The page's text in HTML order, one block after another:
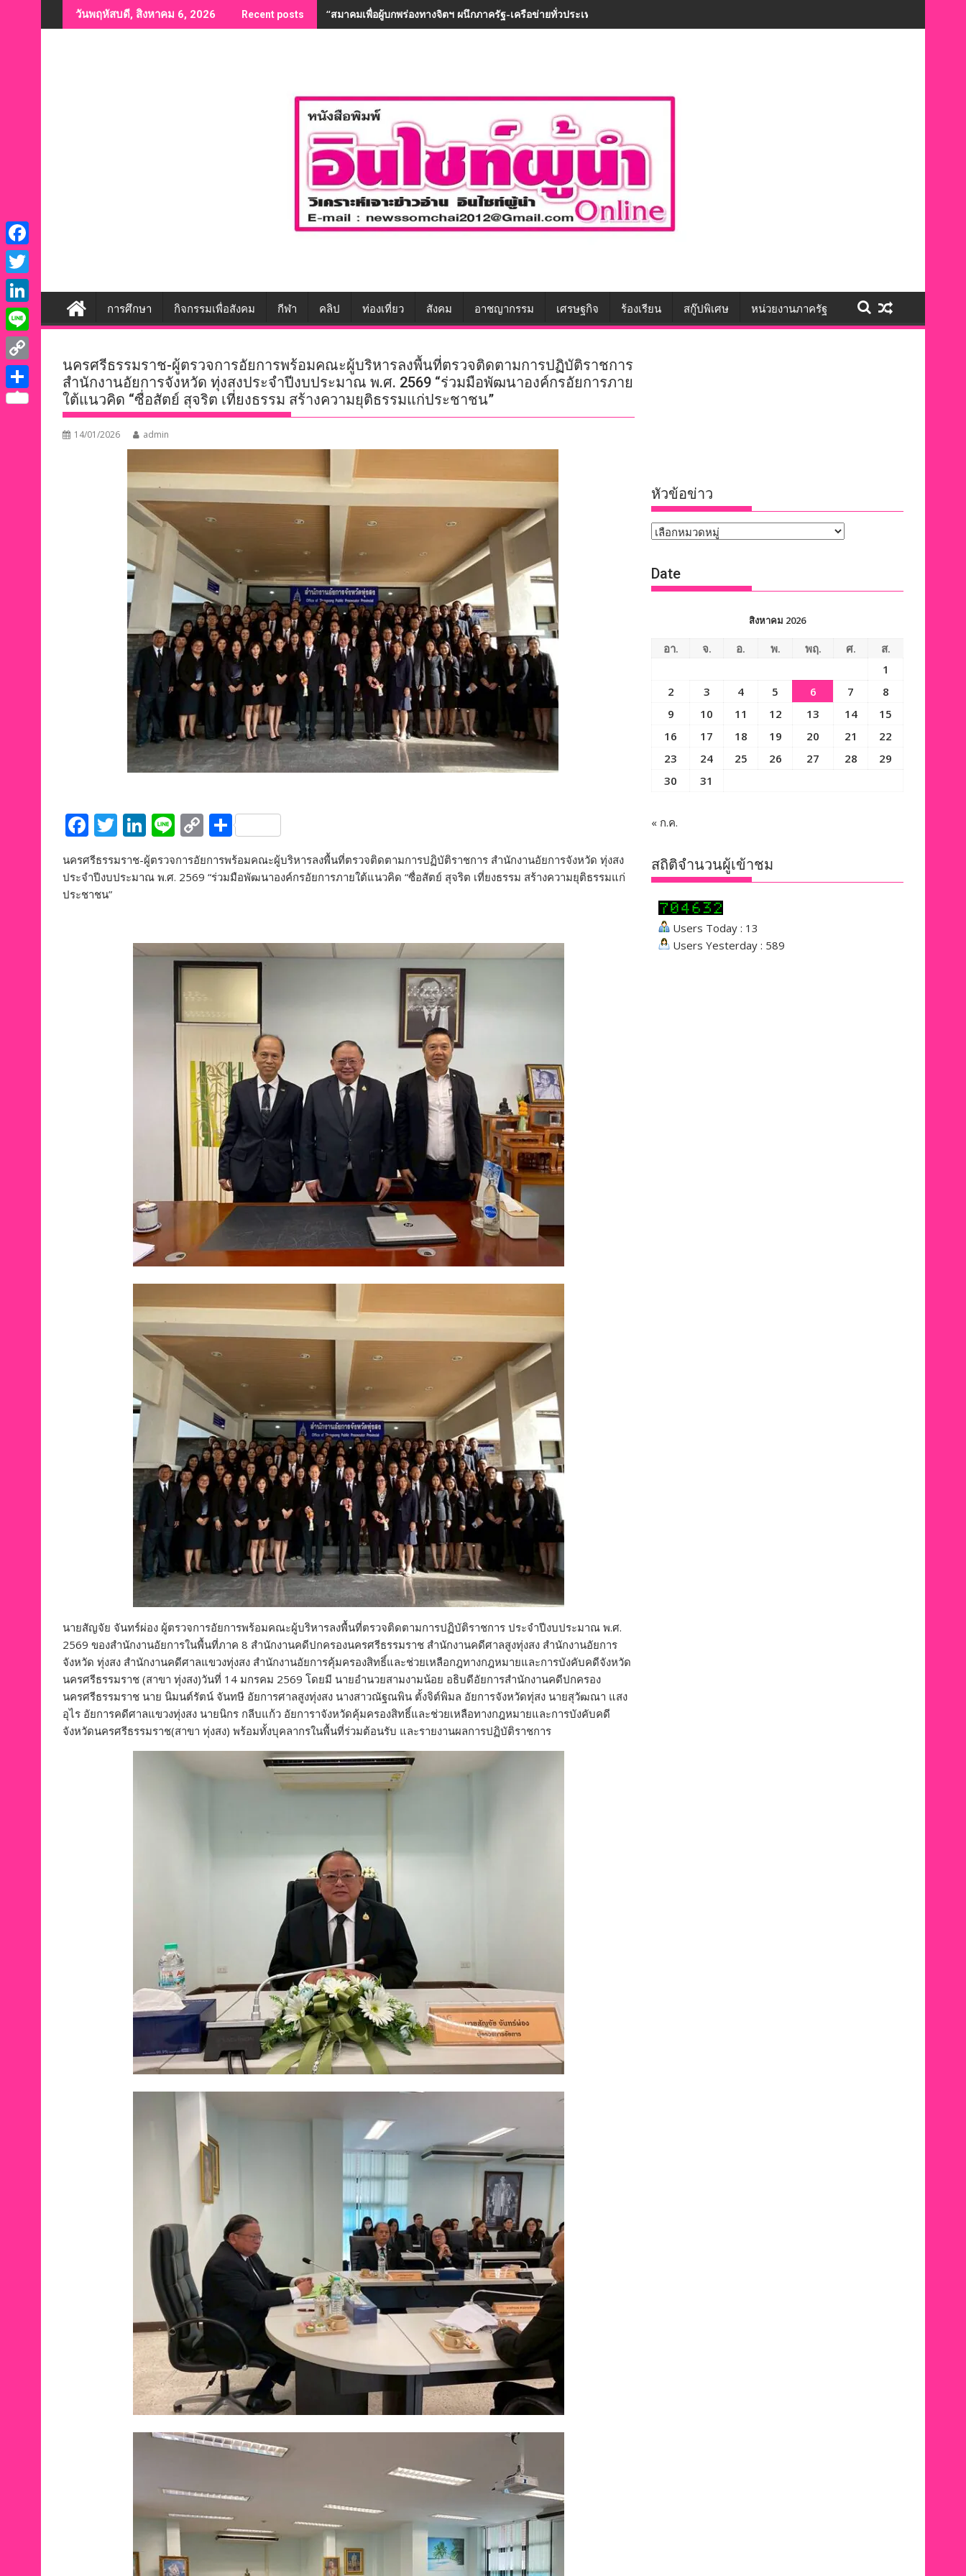
to
วันพฤหัสบดี, สิงหาคม 6, 2026 Recent posts “สมาคมเพื่อผู้บกพร่องทางจิตฯ ผนึกภาครัฐ-เครือข่ายทั่วประเทศ ขับเคลื่อนทักษะชีวิต สร้างโอกาสการจ้างงานอย่างเท่าเทียม”
การศึกษา กิจกรรมเพื่อสังคม กีฬา คลิป ท่องเที่ยว สังคม อาชญากรรม เศรษฐกิจ ร้องเรียน สกู๊ปพิเศษ หน่วยงานภาครัฐ
นครศรีธรรมราช-ผู้ตรวจการอัยการพร้อมคณะผู้บริหารลงพื้นที่ตรวจติดตามการปฏิบัติราชการ
สำนักงานอัยการจังหวัด ทุ่งสงประจำปีงบประมาณ พ.ศ. 2569 “ร่วมมือพัฒนาองค์กรอัยการภาย
ใต้แนวคิด “ซื่อสัตย์ สุจริต เที่ยงธรรม สร้างความยุติธรรมแก่ประชาชน”
14/01/2026 admin
F
ac
e
b
T
itt
Li
n
k
n
Li
e
C
p
n
k
S
h
ar
นครศรีธรรมราช-ผู้ตรวจการอัยการพร้อมคณะผู้บริหารลงพื้นที่ตรวจติดตามการปฏิบัติราชการ สำนักงานอัยการจังหวัด ทุ่งสง
ประจำปีงบประมาณ พ.ศ. 2569 “ร่วมมือพัฒนาองค์กรอัยการภายใต้แนวคิด “ซื่อสัตย์ สุจริต เที่ยงธรรม สร้างความยุติธรรมแก่
ประชาชน”
นายสัญจัย จันทร์ผ่อง ผู้ตรวจการอัยการพร้อมคณะผู้บริหารลงพื้นที่ตรวจติดตามการปฏิบัติราชการ ประจำปีงบประมาณ พ.ศ.
2569 ของสำนักงานอัยการในพื้นที่ภาค 8 สำนักงานคดีปกครองนครศรีธรรมราช สำนักงานคดีศาลสูงทุ่งสง สำนักงานอัยการ
จังหวัด ทุ่งสง สำนักงานคดีศาลแขวงทุ่งสง สำนักงานอัยการคุ้มครองสิทธิ์และช่วยเหลือกฎทางกฎหมายและการบังคับคดีจังหวัด
นครศรีธรรมราช (สาขา ทุ่งสง)วันที่ 14 มกรคม 2569 โดยมี นายอำนวยสามงามน้อย อธิบดีอัยการสำนักงานคดีปกครอง
นครศรีธรรมราช นาย นิมนต์รัตน์ จันทษี อัยการศาลสูงทุ่งสง นางสาวณัฐณพิน ตั้งจิต์พิมล อัยการจังหวัดทุ่สง นายสุวัฒณา แสง
อุไร อัยการคดีศาลแขวงทุ่งสง นายนิกร กลีบแก้ว อัยการาจังหวัดคุ้มครองสิทธิ์และช่วยเหลือทางกฎหมายและการบังคับคดี
จังหวัดนครศรีธรรมราช(สาขา ทุ่งสง) พร้อมทั้งบุคลากรในพื้นที่ร่วมต้อนรับ และรายงานผลการปฏิบัติราชการ
หัวข้อข่าว
หัวข้อ
Date
สิงหาคม 2026
อา. จ. อ. พ. พฤ. ศ.
ส.
1
2
3 4 5 6 7
8
9
10 11 12 13 14
15
16
17 18 19 20 21
22
23
24 25 26 27 28
29
30
31
« ก.ค.
สถิติจำนวนผู้เข้าชม
Users Today : 13
Users Yesterday : 589
F
a
c
e
b
o
o
T
w
i
t
e
L
i
n
k
e
L
i
n
C
o
S